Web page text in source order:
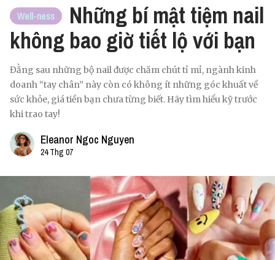
Well-ness
Những bí mật tiệm nail
không bao giờ tiết lộ với bạn
Đằng sau những bộ nail được chăm chút tỉ mỉ, ngành kinh
doanh “tay chân” này còn có không ít những góc khuất về
sức khỏe, giá tiền bạn chưa từng biết. Hãy tìm hiểu kỹ trước
khi trao tay!
Eleanor Ngoc Nguyen
24 Thg 07